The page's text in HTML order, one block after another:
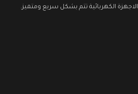
الكهربائية تتم بشكل سريع ومتميز.